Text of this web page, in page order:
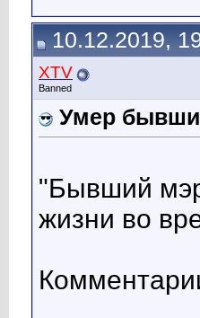
10.12.2019,
XTV
Banned
Умер
"Бывший
жизни во